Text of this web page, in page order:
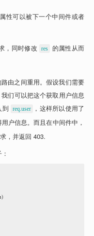
性可以被下一个中间件或者
，同时修改 res
的属性从而
由之间重用。假设我们需要
们可以把这个获取用户信息
到
req.user
，这样所以使用了
用户信息。而且在中间件中，
，并返回 403.
)